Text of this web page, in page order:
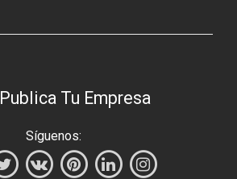
Publica Tu Empresa
Síguenos: